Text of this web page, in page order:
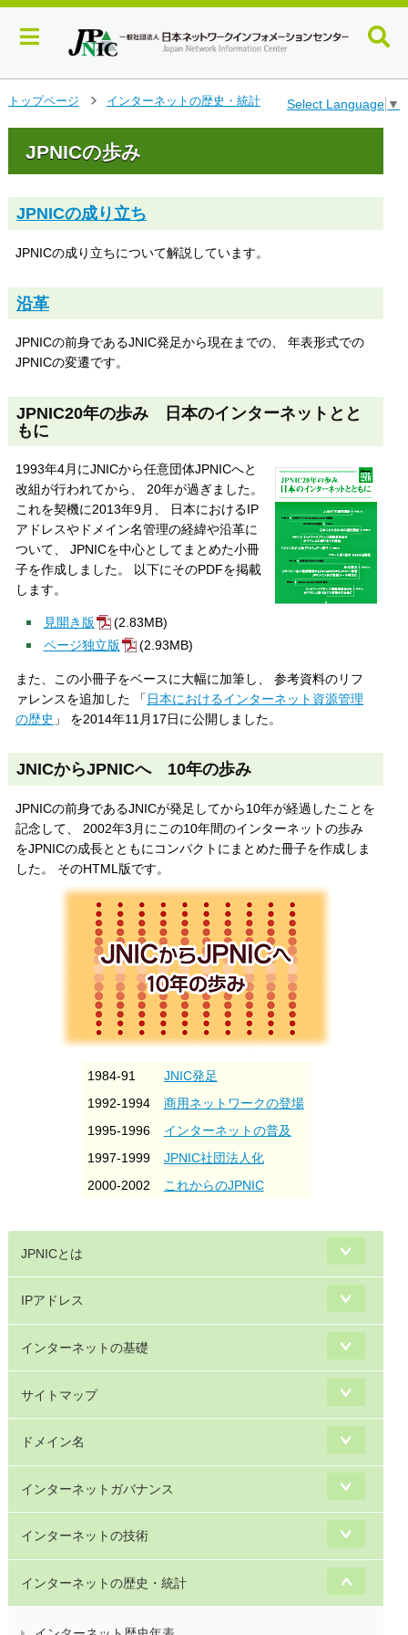
ン
ツ
プ
トップページ
インターネットの歴史・統計 Select Language ▼
JPNICの歩み
JPNICの成り立ち
JPNICの成り立ちについて解説しています。
沿革
JPNICの前身であるJNIC発足から現在までの、 年表形式での
JPNICの変遷です。
JPNIC20年の歩み 日本のインターネットとと
もに
1993年4月にJNICから任意団体JPNICへと
改組が行われてから、 20年が過ぎました。
これを契機に2013年9月、 日本におけるIP
アドレスやドメイン名管理の経緯や沿革に
ついて、 JPNICを中心としてまとめた小冊
子を作成しました。 以下にそのPDFを掲載
します。
見開き版
(2.83MB)
ページ独立版
(2.93MB)
また、この小冊子をベースに大幅に加筆し、 参考資料のリフ
ァレンスを追加した 「 日本におけるインターネット資源管理
の歴史 」 を2014年11月17日に公開しました。
JNICからJPNICへ 10年の歩み
JPNICの前身であるJNICが発足してから10年が経過したことを
記念して、 2002年3月にこの10年間のインターネットの歩み
をJPNICの成長とともにコンパクトにまとめた冊子を作成しま
した。 そのHTML版です。
1984-91
JNIC発足
1992-1994
商用ネットワークの登場
1995-1996
インターネットの普及
1997-1999
JPNIC社団法人化
2000-2002
これからのJPNIC
JPNICとは
IPアドレス
インターネットの基礎
サイトマップ
ドメイン名
インターネットガバナンス
インターネットの技術
インターネットの歴史・統計